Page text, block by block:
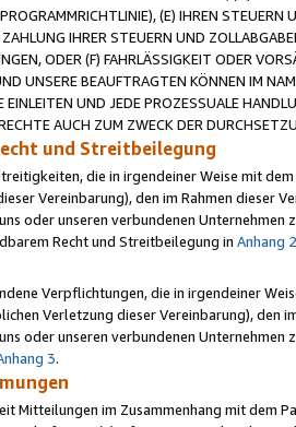
(E) IHREN
IHRER STEUERN UND
ODER (F) FAHRLÄSSIGKEIT ODER
UNSERE BEAUFTRAGTEN KÖNNEN IM
EINLEITEN UND JEDE PROZESSUALE
AUCH ZUM ZWECK DER
und Streitbeilegung
die in irgendeiner Weise mit
Vereinbarung), den im Rahmen dieser
oder unseren verbundenen
Recht und Streitbeilegung in Anhang 2
Verpflichtungen, die in irgendeiner
Verletzung dieser Vereinbarung), den
oder unseren verbundenen
3.
Mitteilungen im Zusammenhang mit dem